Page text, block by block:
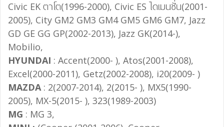
Civic EK ตาโต(1996-2000), Civic ES ไดเมนชั่น(2001-
2005), City GM2 GM3 GM4 GM5 GM6 GM7, Jazz
GD GE GG GP(2002-2013), Jazz GK(2014-),
Mobilio,
HYUNDAI : Accent(2000- ), Atos(2001-2008),
Excel(2000-2011), Getz(2002-2008), i20(2009- )
MAZDA: 2(2007-2014), 2(2015- ), MX5(1990-
2005), MX-5(2015- ), 323(1989-2003)
MG : MG 3,